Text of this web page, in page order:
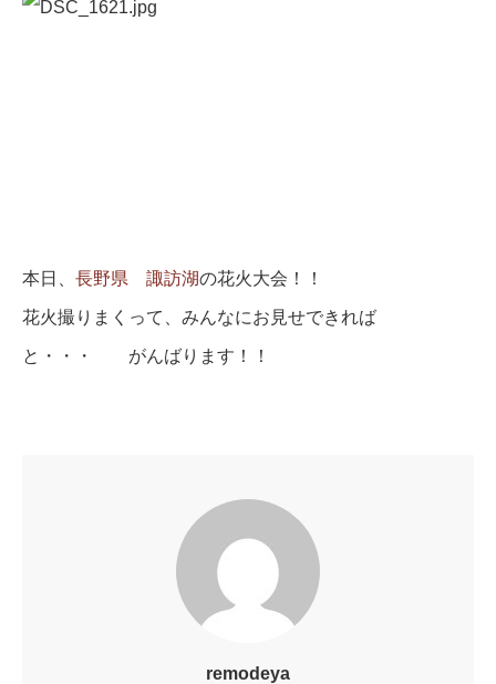
本日、 長野県 諏訪湖の花火大会！！
花火撮りまくって、みんなにお見せできれば
と・・・ がんばります！！
remodeya